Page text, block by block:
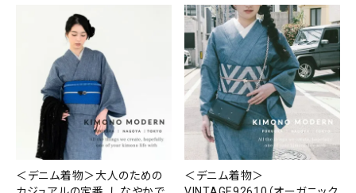
＜デニム着物＞大人のための
＜デニム着物＞